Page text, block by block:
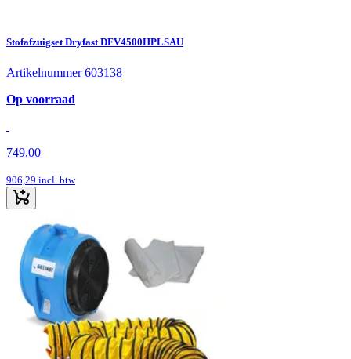
Stofafzuigset Dryfast DFV4500HPLSAU
Artikelnummer 603138
Op voorraad
749,00
906,29 incl. btw